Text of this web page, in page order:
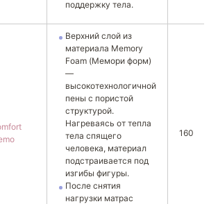
поддержку тела.
Верхний слой из
материала Memory
Foam (Мемори форм)
—
высокотехнологичной
пены с пористой
структурой.
Нагреваясь от тепла
тела спящего
человека, материал
подстраивается под
изгибы фигуры.
После снятия
нагрузки матрас
160